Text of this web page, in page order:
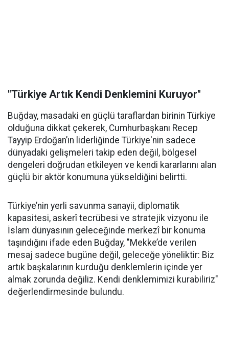
"Türkiye Artık Kendi Denklemini Kuruyor"
Buğday, masadaki en güçlü taraflardan birinin Türkiye
olduğuna dikkat çekerek, Cumhurbaşkanı Recep
Tayyip Erdoğan’ın liderliğinde Türkiye'nin sadece
dünyadaki gelişmeleri takip eden değil, bölgesel
dengeleri doğrudan etkileyen ve kendi kararlarını alan
güçlü bir aktör konumuna yükseldiğini belirtti.
Türkiye’nin yerli savunma sanayii, diplomatik
kapasitesi, askerî tecrübesi ve stratejik vizyonu ile
İslam dünyasının geleceğinde merkezî bir konuma
taşındığını ifade eden Buğday, "Mekke’de verilen
mesaj sadece bugüne değil, geleceğe yöneliktir: Biz
artık başkalarının kurduğu denklemlerin içinde yer
almak zorunda değiliz. Kendi denklemimizi kurabiliriz"
değerlendirmesinde bulundu.